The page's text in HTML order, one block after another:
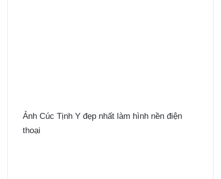
Ảnh Cúc Tịnh Y đẹp nhất làm hình nền điện
thoại